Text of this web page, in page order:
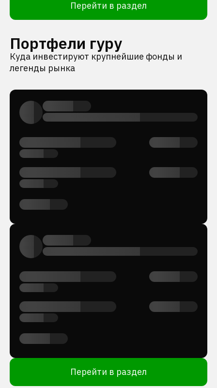
Перейти в раздел
Портфели гуру
Куда инвестируют крупнейшие фонды и
легенды рынка
Перейти в раздел